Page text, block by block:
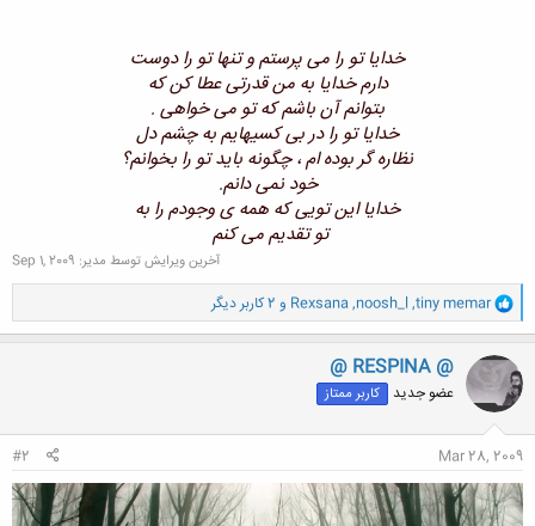
خدایا تو را می پرستم و تنها تو را دوست
دارمخدایا به من قدرتی عطا کن که
بتوانم آن باشمکه تو می خواهی .
خدایا تو را در بی کسیهایم به چشم دل
نظاره گربوده ام ، چگونه باید تو را بخوانم؟
خود نمی دانم.
خدایا این تویی که همه ی وجودم را به
تو تقدیممی کنم
آخرین ویرایش توسط مدیر: Sep 1, 2009
و
ا
ک
ن
ش
ه
ا
tiny memar
,
noosh_l
,
Rexsana و 2 کاربر دیگر
@ RESPINA @
عضو جدید کاربر ممتاز
Mar 28, 2009
#2